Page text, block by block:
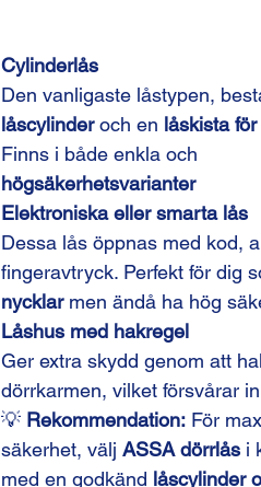
Cylinderlås
Den vanligaste låstypen,
låscylinder och en låskista
Finns i både enkla och
högsäkerhetsvarianter
Elektroniska eller smarta lås
Dessa lås öppnas med kod,
fingeravtryck. Perfekt för dig
nycklar men ändå ha hög
Låshus med hakregel
Ger extra skydd genom att
dörrkarmen, vilket försvårar
💡 Rekommendation: För
säkerhet, välj ASSA dörrlås i
med en godkänd låscylinder